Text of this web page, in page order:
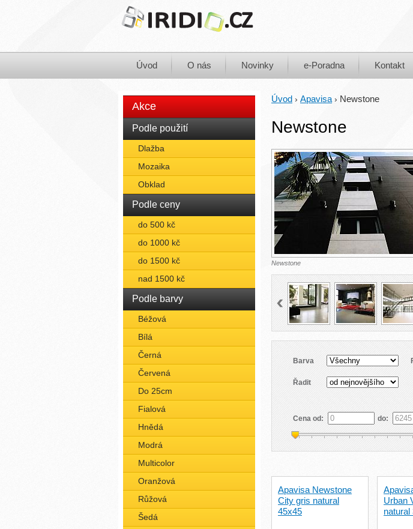
Úvod O nás Novinky e-Poradna Kontakt
Akce
Podle použití
Dlažba
Mozaika
Obklad
Podle ceny
do 500 kč
do 1000 kč
do 1500 kč
nad 1500 kč
Podle barvy
Béžová
Bílá
Černá
Červená
Do 25cm
Fialová
Hnědá
Modrá
Multicolor
Oranžová
Růžová
Šedá
Úvod › Apavisa › Newstone
Newstone
Newstone
Barva
Řadit
Cena od: do:
Apavisa Newstone
City gris natural
45x45
Urban
natural